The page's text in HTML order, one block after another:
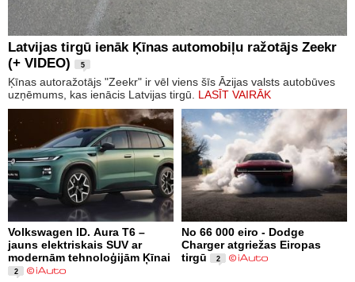
Latvijas tirgū ienāk Ķīnas automobiļu ražotājs Zeekr
(+ VIDEO)
5
Ķīnas autoražotājs "Zeekr" ir vēl viens šīs Āzijas valsts autobūves
uzņēmums, kas ienācis Latvijas tirgū. LASĪT VAIRĀK
Volkswagen ID. Aura T6 –
jauns elektriskais SUV ar
modernām tehnoloģijām Ķīnai
2
No 66 000 eiro - Dodge
Charger atgriežas Eiropas
tirgū
2